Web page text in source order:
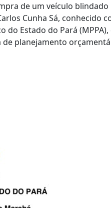
de um veículo
Cunha Sá, conhecido
do Estado do Pará (MPPA),
planejamento